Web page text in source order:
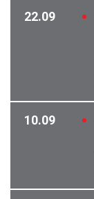
22.09
10.09